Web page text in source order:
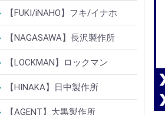
シリンダー
錠・ロック製品
【FUKI/iNAHO】フキ/イナホ
TIERKEYシリンダー
ロック製品
【NAGASAWA】長沢製作所
シリンダー
古代・古代ネオ装飾錠
KEYLEX/キーレックス
レバーハンドルシリーズ
【LOCKMAN】ロックマン
メガクロスSPシリンダー
デジタルロック
【HINAKA】日中製作所
SEPA/HDSシリンダー
SEPA・AGE・GIAロック製品
【AGENT】大黒製作所